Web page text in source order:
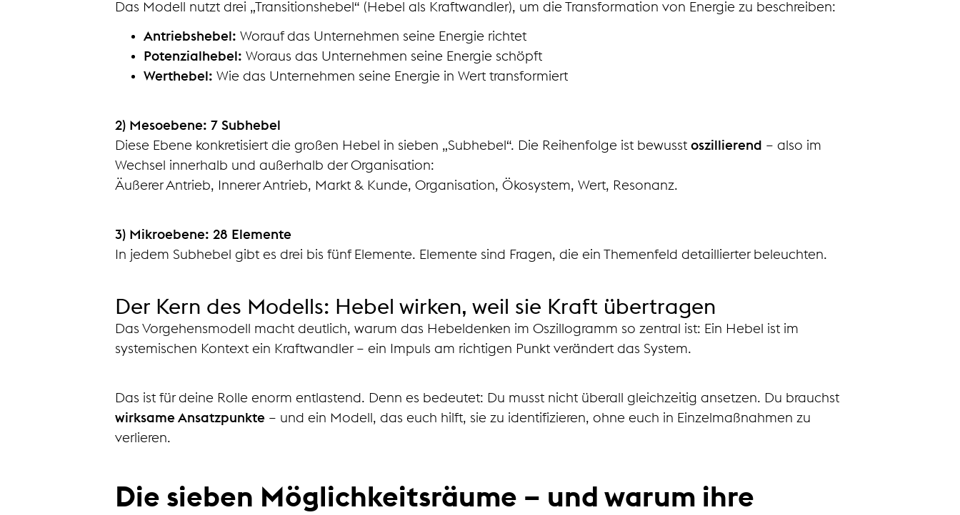
Das Modell nutzt drei „Transitionshebel“ (Hebel als Kraftwandler), um die Transformation von Energie zu beschreiben:
Antriebshebel: Worauf das Unternehmen seine Energie richtet
Potenzialhebel: Woraus das Unternehmen seine Energie schöpft
Werthebel: Wie das Unternehmen seine Energie in Wert transformiert
2) Mesoebene: 7 Subhebel
Diese Ebene konkretisiert die großen Hebel in sieben „Subhebel“. Die Reihenfolge ist bewusstoszillierend – also im
Wechsel innerhalb und außerhalb der Organisation:
Äußerer Antrieb, Innerer Antrieb, Markt & Kunde, Organisation, Ökosystem, Wert, Resonanz.
3) Mikroebene: 28 Elemente
In jedem Subhebel gibt es drei bis fünf Elemente. Elemente sind Fragen, die ein Themenfeld detaillierter beleuchten.
Der Kern des Modells: Hebel wirken, weil sie Kraft übertragen
Das Vorgehensmodell macht deutlich, warum das Hebeldenken im Oszillogramm so zentral ist: Ein Hebel ist im
systemischen Kontext ein Kraftwandler – ein Impuls am richtigen Punkt verändert das System.
Das ist für deine Rolle enorm entlastend. Denn es bedeutet: Du musst nicht überall gleichzeitig ansetzen. Du brauchst
wirksame Ansatzpunkte – und ein Modell, das euch hilft, sie zu identifizieren, ohne euch in Einzelmaßnahmen zu
verlieren.
Die sieben Möglichkeitsräume – und warum ihre